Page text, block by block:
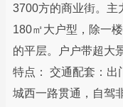
3700方的商业街。主
180㎡大户型，除一
的平层。户户带超大
特点： 交通配套：出
城西一路贯通，自驾